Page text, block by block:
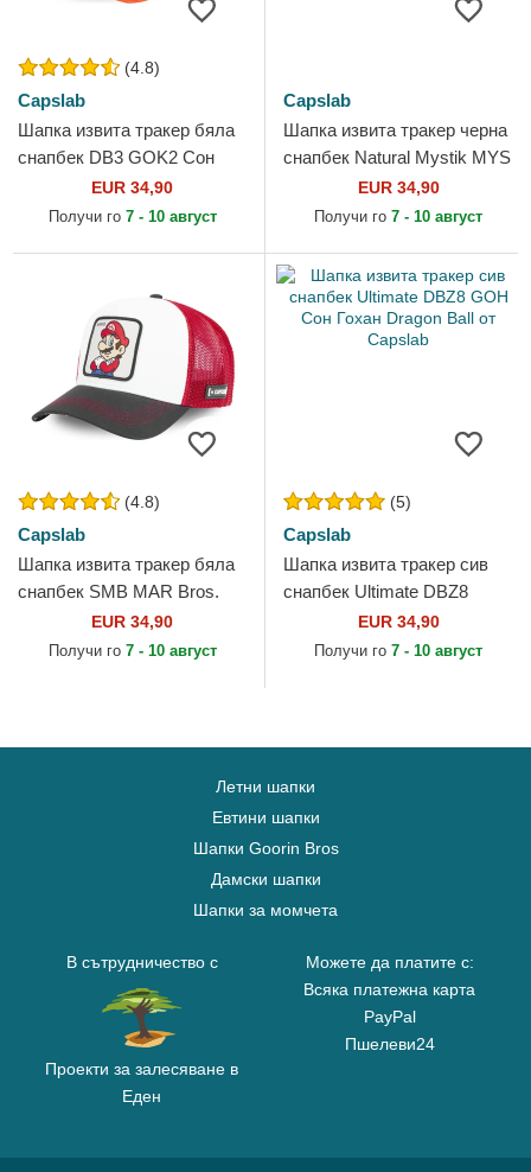
(4.8)
Capslab
Шапка извита тракер бяла
снапбек DB3 GOK2 Сон
Гоку Dragon Ball от Capslab
EUR 34,90
Получи го 7 - 10 август
Capslab
Шапка извита тракер черна
снапбек Natural Mystik MYS
Лъв Митични създания от
Capslab
EUR 34,90
Получи го 7 - 10 август
(4.8)
Capslab
Шапка извита тракер бяла
снапбек SMB MAR Bros.
Марио Super Mario Bros. от
Capslab
EUR 34,90
Получи го 7 - 10 август
(5)
Capslab
Шапка извита тракер сив
снапбек Ultimate DBZ8
GOH Сон Гохан Dragon Ball
от Capslab
EUR 34,90
Получи го 7 - 10 август
Летни шапки
Евтини шапки
Шапки Goorin Bros
Дамски шапки
Шапки за момчета
В сътрудничество с
Проекти за залесяване в
Еден
Можете да платите с:
Всяка платежна карта
PayPal
Пшелеви24